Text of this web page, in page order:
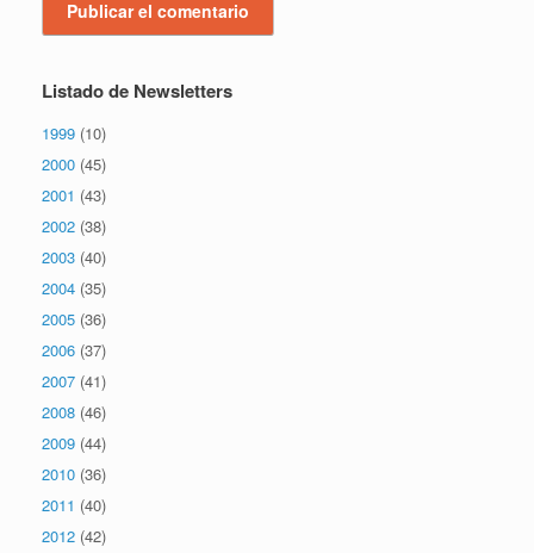
Listado de Newsletters
1999 (10)
2000 (45)
2001 (43)
2002 (38)
2003 (40)
2004 (35)
2005 (36)
2006 (37)
2007 (41)
2008 (46)
2009 (44)
2010 (36)
2011 (40)
2012 (42)